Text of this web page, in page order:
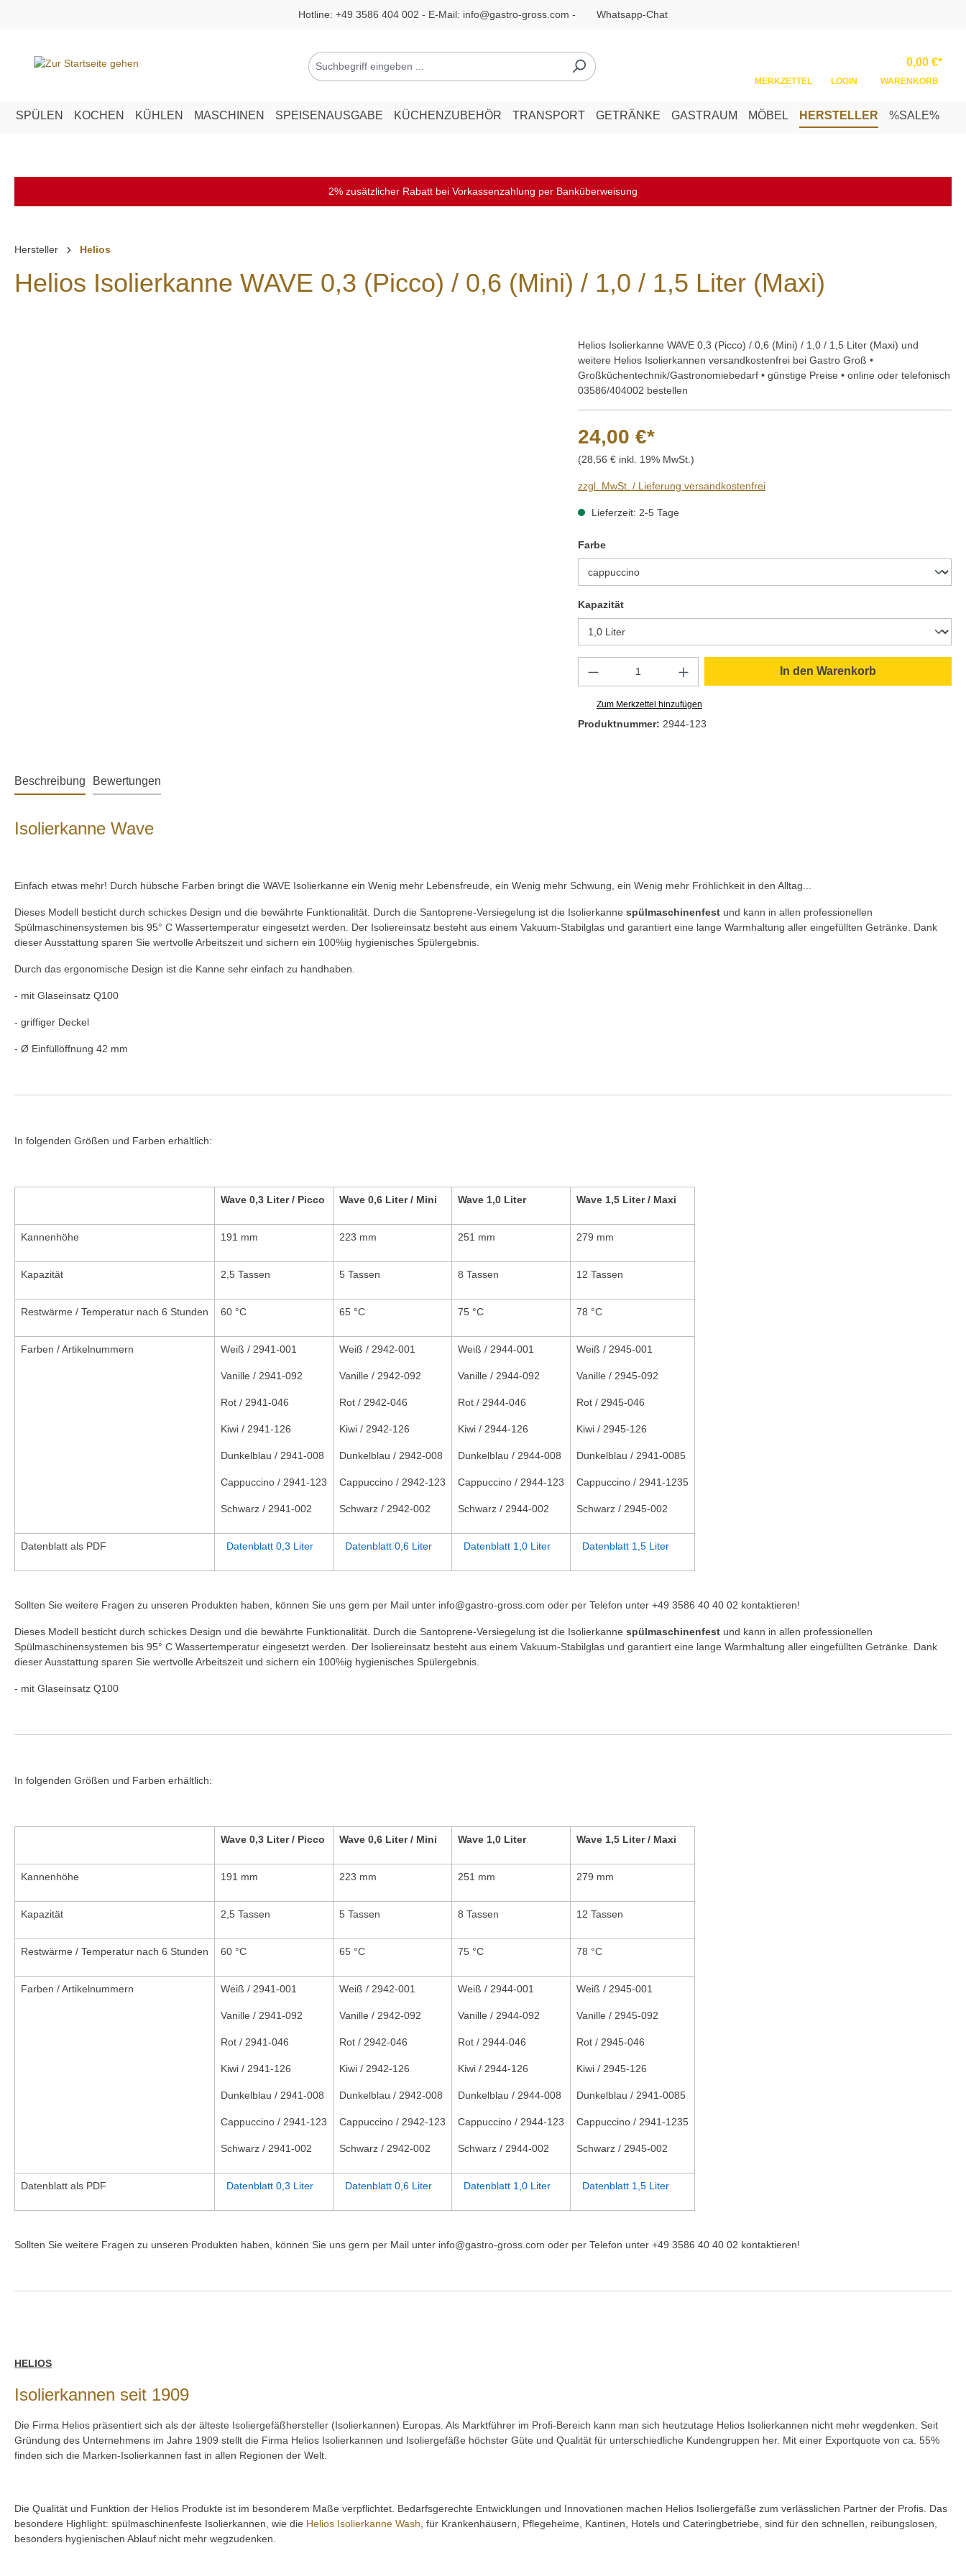
Hotline: +49 3586 404 002 - E-Mail: info@gastro-gross.com - Whatsapp-Chat
MERKZETTEL LOGIN
0,00 €*
WARENKORB
SPÜLEN KOCHEN KÜHLEN MASCHINEN SPEISENAUSGABE KÜCHENZUBEHÖR TRANSPORT GETRÄNKE GASTRAUM MÖBEL HERSTELLER %SALE%
2% zusätzlicher Rabatt bei Vorkassenzahlung per Banküberweisung
Hersteller Helios
Helios Isolierkanne WAVE 0,3 (Picco) / 0,6 (Mini) / 1,0 / 1,5 Liter (Maxi)
Helios Isolierkanne WAVE 0,3 (Picco) / 0,6 (Mini) / 1,0 / 1,5 Liter (Maxi) und
weitere Helios Isolierkannen versandkostenfrei bei Gastro Groß •
Großküchentechnik/Gastronomiebedarf • günstige Preise • online oder telefonisch
03586/404002 bestellen
24,00 €*
(28,56 € inkl. 19% MwSt.)
zzgl. MwSt. / Lieferung versandkostenfrei
Lieferzeit: 2-5 Tage
Farbeauswählen
Kapazitätauswählen
Produkt Anzahl: Gib den gewünschten Wert ein
In den Warenkorb
Zum Merkzettel hinzufügen
Produktnummer: 2944-123
Beschreibung Bewertungen
Isolierkanne Wave
Einfach etwas mehr! Durch hübsche Farben bringt die WAVE Isolierkanne ein Wenig mehr Lebensfreude, ein Wenig mehr Schwung, ein Wenig mehr Fröhlichkeit in den Alltag...
Dieses Modell besticht durch schickes Design und die bewährte Funktionalität. Durch die Santoprene-Versiegelung ist die Isolierkanne spülmaschinenfest und kann in allen professionellen
Spülmaschinensystemen bis 95° C Wassertemperatur eingesetzt werden. Der Isoliereinsatz besteht aus einem Vakuum-Stabilglas und garantiert eine lange Warmhaltung aller eingefüllten Getränke. Dank
dieser Ausstattung sparen Sie wertvolle Arbeitszeit und sichern ein 100%ig hygienisches Spülergebnis.
Durch das ergonomische Design ist die Kanne sehr einfach zu handhaben.
- mit Glaseinsatz Q100
- griffiger Deckel
- Ø Einfüllöffnung 42 mm
In folgenden Größen und Farben erhältlich:
Wave 0,3 Liter / Picco Wave 0,6 Liter / Mini Wave 1,0 Liter Wave 1,5 Liter / Maxi
Kannenhöhe 191 mm 223 mm 251 mm 279 mm
Kapazität 2,5 Tassen 5 Tassen 8 Tassen 12 Tassen
Restwärme / Temperatur nach 6 Stunden 60 °C 65 °C 75 °C 78 °C
Farben / Artikelnummern Weiß / 2941-001
Vanille / 2941-092
Rot / 2941-046
Kiwi / 2941-126
Dunkelblau / 2941-008
Cappuccino / 2941-123
Schwarz / 2941-002
Weiß / 2942-001
Vanille / 2942-092
Rot / 2942-046
Kiwi / 2942-126
Dunkelblau / 2942-008
Cappuccino / 2942-123
Schwarz / 2942-002
Weiß / 2944-001
Vanille / 2944-092
Rot / 2944-046
Kiwi / 2944-126
Dunkelblau / 2944-008
Cappuccino / 2944-123
Schwarz / 2944-002
Weiß / 2945-001
Vanille / 2945-092
Rot / 2945-046
Kiwi / 2945-126
Dunkelblau / 2941-0085
Cappuccino / 2941-1235
Schwarz / 2945-002
Datenblatt als PDF Datenblatt 0,3 Liter Datenblatt 0,6 Liter Datenblatt 1,0 Liter Datenblatt 1,5 Liter
Sollten Sie weitere Fragen zu unseren Produkten haben, können Sie uns gern per Mail unter info@gastro-gross.com oder per Telefon unter +49 3586 40 40 02 kontaktieren!
Dieses Modell besticht durch schickes Design und die bewährte Funktionalität. Durch die Santoprene-Versiegelung ist die Isolierkanne spülmaschinenfest und kann in allen professionellen
Spülmaschinensystemen bis 95° C Wassertemperatur eingesetzt werden. Der Isoliereinsatz besteht aus einem Vakuum-Stabilglas und garantiert eine lange Warmhaltung aller eingefüllten Getränke. Dank
dieser Ausstattung sparen Sie wertvolle Arbeitszeit und sichern ein 100%ig hygienisches Spülergebnis.
- mit Glaseinsatz Q100
In folgenden Größen und Farben erhältlich:
Wave 0,3 Liter / Picco Wave 0,6 Liter / Mini Wave 1,0 Liter Wave 1,5 Liter / Maxi
Kannenhöhe 191 mm 223 mm 251 mm 279 mm
Kapazität 2,5 Tassen 5 Tassen 8 Tassen 12 Tassen
Restwärme / Temperatur nach 6 Stunden 60 °C 65 °C 75 °C 78 °C
Farben / Artikelnummern Weiß / 2941-001
Vanille / 2941-092
Rot / 2941-046
Kiwi / 2941-126
Dunkelblau / 2941-008
Cappuccino / 2941-123
Schwarz / 2941-002
Weiß / 2942-001
Vanille / 2942-092
Rot / 2942-046
Kiwi / 2942-126
Dunkelblau / 2942-008
Cappuccino / 2942-123
Schwarz / 2942-002
Weiß / 2944-001
Vanille / 2944-092
Rot / 2944-046
Kiwi / 2944-126
Dunkelblau / 2944-008
Cappuccino / 2944-123
Schwarz / 2944-002
Weiß / 2945-001
Vanille / 2945-092
Rot / 2945-046
Kiwi / 2945-126
Dunkelblau / 2941-0085
Cappuccino / 2941-1235
Schwarz / 2945-002
Datenblatt als PDF Datenblatt 0,3 Liter Datenblatt 0,6 Liter Datenblatt 1,0 Liter Datenblatt 1,5 Liter
Sollten Sie weitere Fragen zu unseren Produkten haben, können Sie uns gern per Mail unter info@gastro-gross.com oder per Telefon unter +49 3586 40 40 02 kontaktieren!
HELIOS
Isolierkannen seit 1909
Die Firma Helios präsentiert sich als der älteste Isoliergefäßhersteller (Isolierkannen) Europas. Als Marktführer im Profi-Bereich kann man sich heutzutage Helios Isolierkannen nicht mehr wegdenken. Seit
Gründung des Unternehmens im Jahre 1909 stellt die Firma Helios Isolierkannen und Isoliergefäße höchster Güte und Qualität für unterschiedliche Kundengruppen her. Mit einer Exportquote von ca. 55%
finden sich die Marken-Isolierkannen fast in allen Regionen der Welt.
Die Qualität und Funktion der Helios Produkte ist im besonderem Maße verpflichtet. Bedarfsgerechte Entwicklungen und Innovationen machen Helios Isoliergefäße zum verlässlichen Partner der Profis. Das
besondere Highlight: spülmaschinenfeste Isolierkannen, wie die Helios Isolierkanne Wash , für Krankenhäusern, Pflegeheime, Kantinen, Hotels und Cateringbetriebe, sind für den schnellen, reibungslosen,
besonders hygienischen Ablauf nicht mehr wegzudenken.